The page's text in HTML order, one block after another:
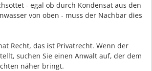
- egal ob durch Kondensat aus den
von oben - muss der Nachbar dies
Recht, das ist Privatrecht. Wenn der
suchen Sie einen Anwalt auf, der dem
näher bringt.